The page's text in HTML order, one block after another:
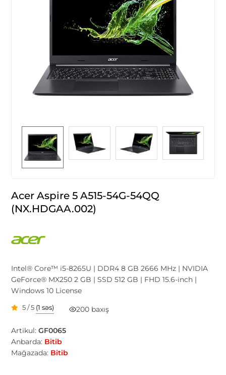
Acer Aspire 5 A515-54G-54QQ
(NX.HDGAA.002)
Intel® Core™ i5-8265U | DDR4 8 GB 2666 MHz | NVIDIA
GeForce® MX250 2 GB | SSD 512 GB | FHD 15.6-inch |
Windows 10 License
5 / 5 (1 səs) 200 baxış
Artikul:GF0065
Anbarda: Bitib
Mağazada: Bitib